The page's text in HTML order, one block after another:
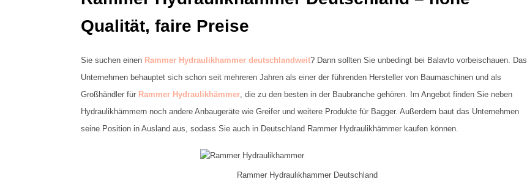
Qualität, faire Preise
Sie suchen einen Rammer Hydraulikhammer deutschlandweit? Dann sollten Sie unbedingt bei Balavto vorbeischauen. Das
Unternehmen behauptet sich schon seit mehreren Jahren als einer der führenden Hersteller von Baumaschinen und als
Großhändler für Rammer Hydraulikhämmer , die zu den besten in der Baubranche gehören. Im Angebot finden Sie neben
Hydraulikhämmern noch andere Anbaugeräte wie Greifer und weitere Produkte für Bagger. Außerdem baut das Unternehmen
seine Position in Ausland aus, sodass Sie auch in Deutschland Rammer Hydraulikhämmer kaufen können.
Rammer Hydraulikhammer Deutschland